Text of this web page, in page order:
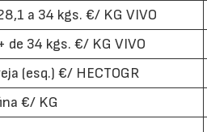
a 34 kgs. €/ KG VIVO
de 34 kgs. €/ KG VIVO
(esq.) €/ HECTOGR
€/ KG